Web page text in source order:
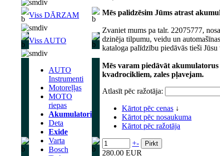
Viss DĀRZAM
Viss AUTO
AUTO
Instrumenti
Motoreļļas
MOTO
riepas
Akumulatori
Deta
Exide
Varta
Bosch
Mēs palidzēsim Jūms atrast
Zvaniet mums pa talr. 22075777,
dzinēja tilpumu, veidu un
kataloga palīdzību piedāvās tieši
Mēs varam piedāvāt
kvadrocikliem, zales pļavejam.
Atlasīt pēc ražotāja:
Kārtot pēc cenas ↓
Kārtot pēc nosaukuma
Kārtot pēc ražotāja
+-
280.00 EUR